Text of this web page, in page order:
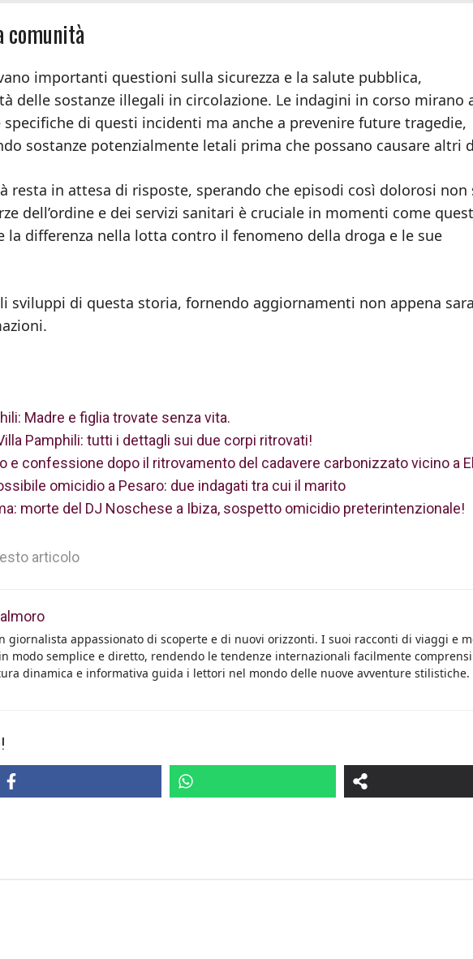
comunità
importanti questioni sulla sicurezza e la salute pubblica,
delle sostanze illegali in circolazione. Le indagini in corso mirano
di questi incidenti ma anche a prevenire future tragedie,
sostanze potenzialmente letali prima che possano causare altri
resta in attesa di risposte, sperando che episodi così dolorosi non
dell’ordine e dei servizi sanitari è cruciale in momenti come
la differenza nella lotta contro il fenomeno della droga e le sue
sviluppi di questa storia, fornendo aggiornamenti non appena
Madre e figlia trovate senza vita.
Pamphili: tutti i dettagli sui due corpi ritrovati!
e confessione dopo il ritrovamento del cadavere carbonizzato vicino a
omicidio a Pesaro: due indagati tra cui il marito
morte del DJ Noschese a Ibiza, sospetto omicidio preterintenzionale!
articolo
giornalista appassionato di scoperte e di nuovi orizzonti. I suoi racconti di viaggi e
modo semplice e diretto, rendendo le tendenze internazionali facilmente
dinamica e informativa guida i lettori nel mondo delle nuove avventure stilistiche.